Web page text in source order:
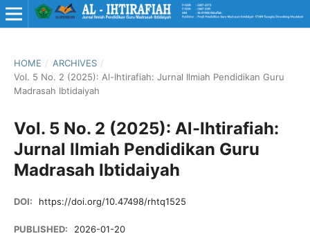
HOME / ARCHIVES /
Vol. 5 No. 2 (2025): Al-Ihtirafiah: Jurnal Ilmiah Pendidikan Guru
Madrasah Ibtidaiyah
Vol. 5 No. 2 (2025): Al-Ihtirafiah:
Jurnal Ilmiah Pendidikan Guru
Madrasah Ibtidaiyah
DOI: https://doi.org/10.47498/rhtq1525
PUBLISHED: 2026-01-20